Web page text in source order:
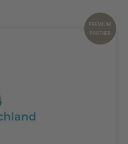
PREMIUM
PARTNER